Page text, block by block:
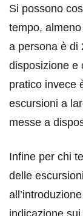
Si possono
tempo,
a persona è di
disposizione e
pratico invece
escursioni a
messe a
Infine per chi
delle
indicazione